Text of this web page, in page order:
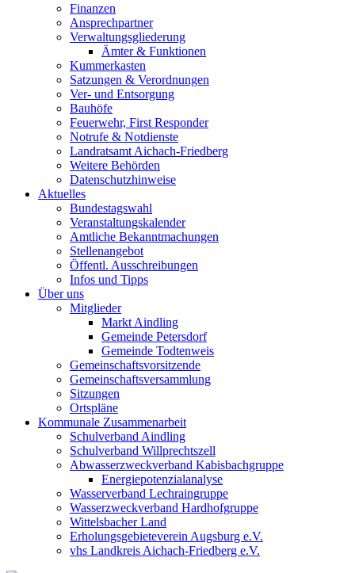
Finanzen
Ansprechpartner
Verwaltungsgliederung
Ämter & Funktionen
Kummerkasten
Satzungen & Verordnungen
Ver- und Entsorgung
Bauhöfe
Feuerwehr, First Responder
Notrufe & Notdienste
Landratsamt Aichach-Friedberg
Weitere Behörden
Datenschutzhinweise
Aktuelles
Bundestagswahl
Veranstaltungskalender
Amtliche Bekanntmachungen
Stellenangebot
Öffentl. Ausschreibungen
Infos und Tipps
Über uns
Mitglieder
Markt Aindling
Gemeinde Petersdorf
Gemeinde Todtenweis
Gemeinschaftsvorsitzende
Gemeinschaftsversammlung
Sitzungen
Ortspläne
Kommunale Zusammenarbeit
Schulverband Aindling
Schulverband Willprechtszell
Abwasserzweckverband Kabisbachgruppe
Energiepotenzialanalyse
Wasserverband Lechraingruppe
Wasserzweckverband Hardhofgruppe
Wittelsbacher Land
Erholungsgebieteverein Augsburg e.V.
vhs Landkreis Aichach-Friedberg e.V.